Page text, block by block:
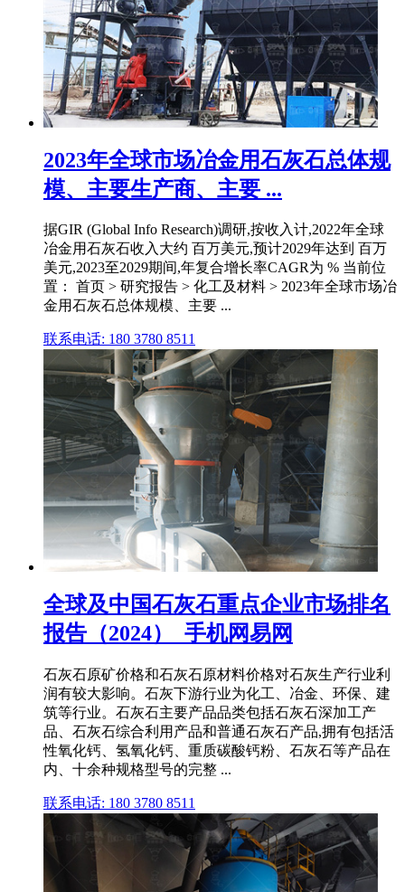
2023年全球市场冶金用石灰石总体规
模、主要生产商、主要 ...
据GIR (Global Info Research)调研,按收入计,2022年全球
冶金用石灰石收入大约 百万美元,预计2029年达到 百万
美元,2023至2029期间,年复合增长率CAGR为 % 当前位
置： 首页 > 研究报告 > 化工及材料 > 2023年全球市场冶
金用石灰石总体规模、主要 ...
联系电话: 180 3780 8511
全球及中国石灰石重点企业市场排名
报告（2024）_手机网易网
石灰石原矿价格和石灰石原材料价格对石灰生产行业利
润有较大影响。石灰下游行业为化工、冶金、环保、建
筑等行业。石灰石主要产品品类包括石灰石深加工产
品、石灰石综合利用产品和普通石灰石产品,拥有包括活
性氧化钙、氢氧化钙、重质碳酸钙粉、石灰石等产品在
内、十余种规格型号的完整 ...
联系电话: 180 3780 8511